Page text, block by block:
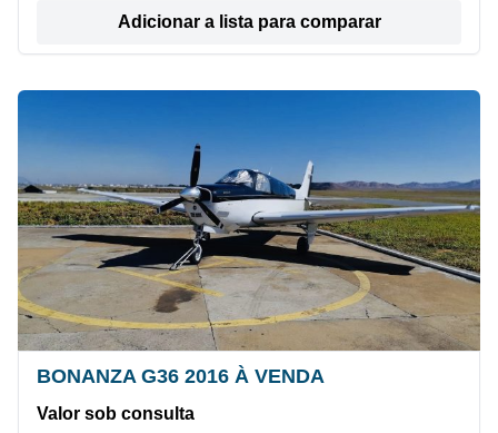
Adicionar a lista para comparar
BONANZA G36 2016 À VENDA
Valor sob consulta